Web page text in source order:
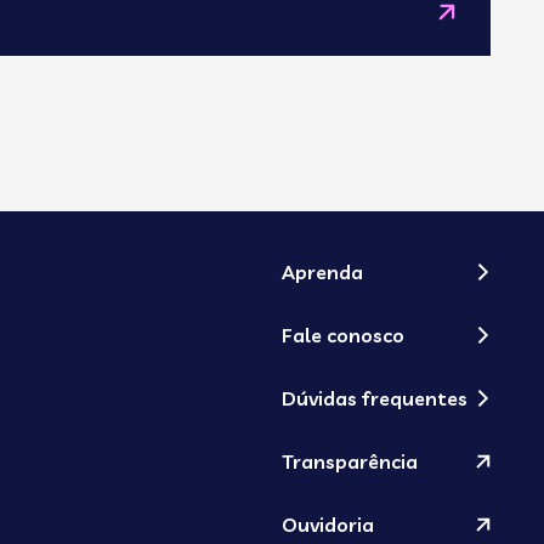
Aprenda
Fale conosco
Dúvidas frequentes
Transparência
Ouvidoria